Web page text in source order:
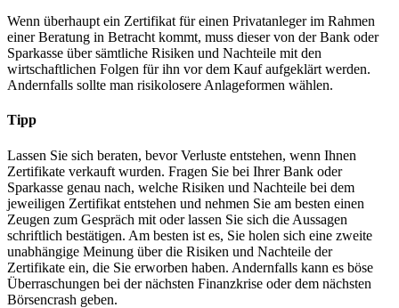
Wenn überhaupt ein Zertifikat für einen Privatanleger im Rahmen
einer Beratung in Betracht kommt, muss dieser von der Bank oder
Sparkasse über sämtliche Risiken und Nachteile mit den
wirtschaftlichen Folgen für ihn vor dem Kauf aufgeklärt werden.
Andernfalls sollte man risikolosere Anlageformen wählen.
Tipp
Lassen Sie sich beraten, bevor Verluste entstehen, wenn Ihnen
Zertifikate verkauft wurden. Fragen Sie bei Ihrer Bank oder
Sparkasse genau nach, welche Risiken und Nachteile bei dem
jeweiligen Zertifikat entstehen und nehmen Sie am besten einen
Zeugen zum Gespräch mit oder lassen Sie sich die Aussagen
schriftlich bestätigen. Am besten ist es, Sie holen sich eine zweite
unabhängige Meinung über die Risiken und Nachteile der
Zertifikate ein, die Sie erworben haben. Andernfalls kann es böse
Überraschungen bei der nächsten Finanzkrise oder dem nächsten
Börsencrash geben.